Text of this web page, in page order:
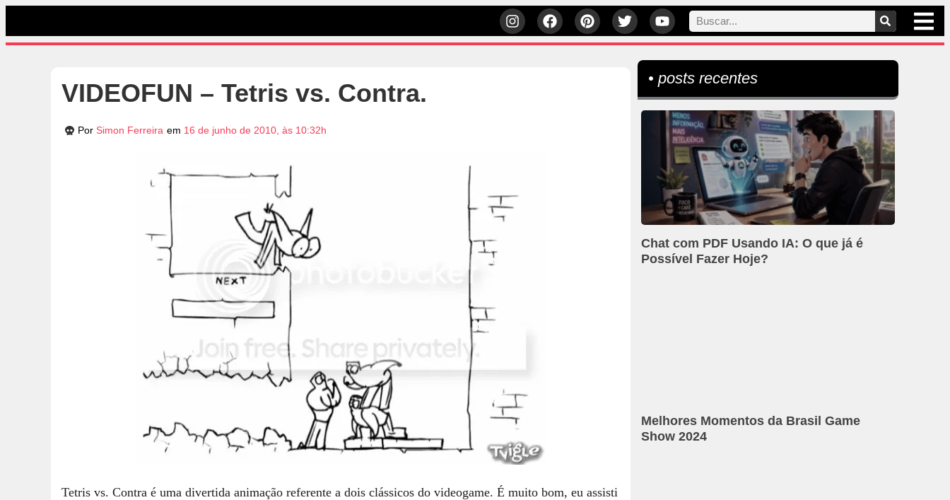
VIDEOFUN – Tetris vs. Contra.
Por Simon Ferreira em 16 de junho de 2010, às 10:32h
Tetris vs. Contra é uma divertida animação referente a dois clássicos do videogame. É muito bom, eu assisti
• posts recentes
Chat com PDF Usando IA: O que já é
Possível Fazer Hoje?
Melhores Momentos da Brasil Game
Show 2024